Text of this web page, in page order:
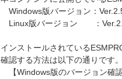
Windows版バージョン：
Linux版バージョン ：
インストールされている
確認する方法は以下の通りです
【Windows版のバージョン確